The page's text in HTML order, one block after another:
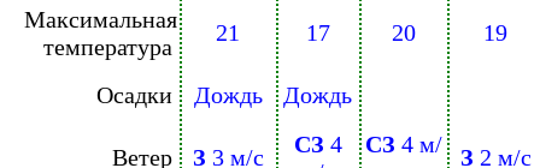
Максимальная
температура
21 17 20 19
Осадки Дождь Дождь
Ветер З 3 м/с СЗ 4
СЗ 4 м/
З 2 м/с